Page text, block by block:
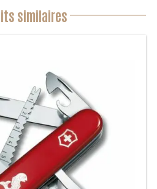
similaires